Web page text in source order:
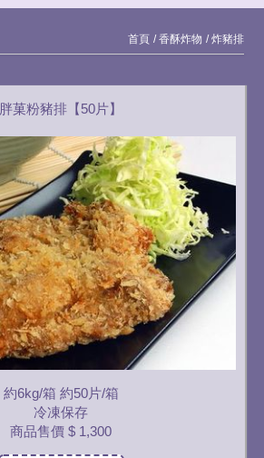
首頁 香酥炸物 炸豬排
胖菓粉豬排【50片】
約6kg/箱 約50片/箱
冷凍保存
商品售價 $ 1,300